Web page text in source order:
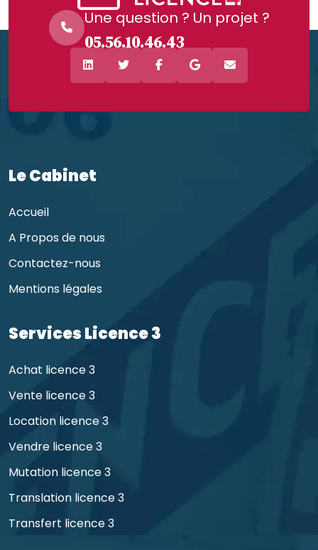
Une question ? Un projet ?
05.56.10.46.43
Le Cabinet
Accueil
A Propos de nous
Contactez-nous
Mentions légales
Services Licence 3
Achat licence 3
Vente licence 3
Location licence 3
Vendre licence 3
Mutation licence 3
Translation licence 3
Transfert licence 3